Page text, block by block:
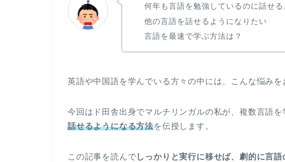
何年も言語を勉強しているのに話せ
他の言語を話せるようになりたい
言語を最速で学ぶ方法は？
英語や中国語を学んでいる方々の中には、こんな悩みを
今回はド田舎出身でマルチリンガルの私が、複数言語を
話せるようになる方法を伝授します。
この記事を読んで しっかりと実行に移せば、劇的に言